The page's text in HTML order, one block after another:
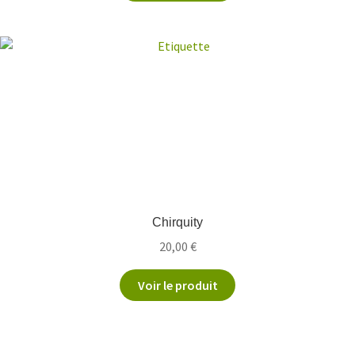
Chirquity
20,00 €
Voir le produit